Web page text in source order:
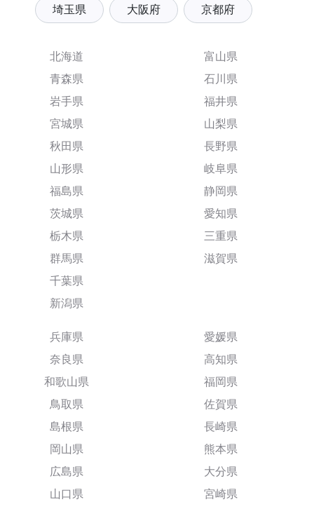
埼玉県 大阪府 京都府
北海道
青森県
岩手県
宮城県
秋田県
山形県
福島県
茨城県
栃木県
群馬県
千葉県
新潟県
富山県
石川県
福井県
山梨県
長野県
岐阜県
静岡県
愛知県
三重県
滋賀県
兵庫県
奈良県
和歌山県
鳥取県
島根県
岡山県
広島県
山口県
愛媛県
高知県
福岡県
佐賀県
長崎県
熊本県
大分県
宮崎県